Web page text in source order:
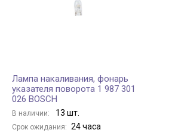
Лампа накаливания, фонарь
указателя поворота 1 987 301
026 BOSCH
В наличии: 13 шт.
Срок ожидания: 24 часа